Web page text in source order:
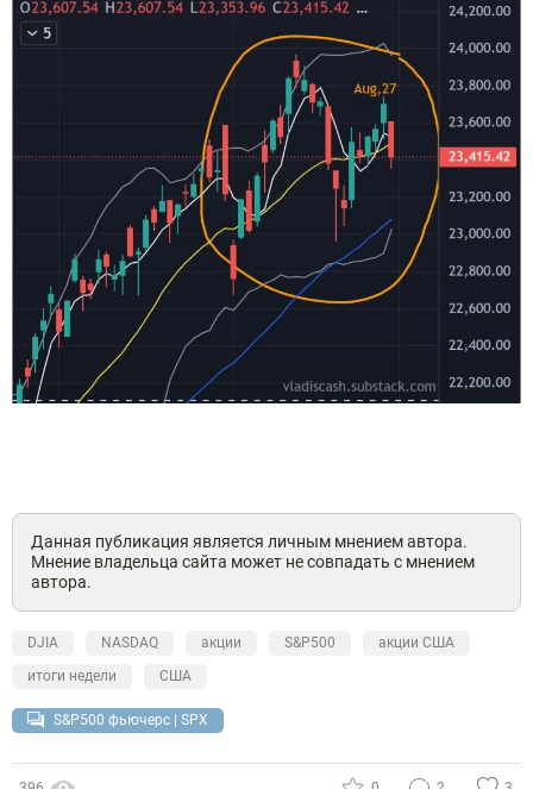
Данная публикация является личным мнением автора.
Мнение владельца сайта может не совпадать с мнением
автора.
DJIA NASDAQ акции S&P500
акции США
итоги недели
США
S&P500 фьючерс | SPX